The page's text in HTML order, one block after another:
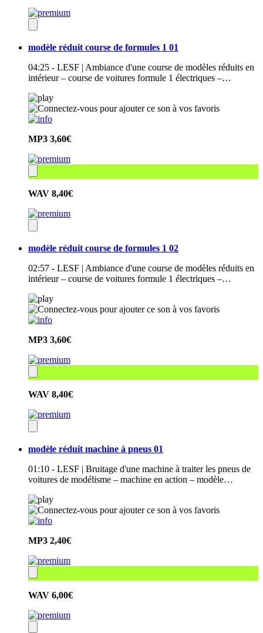
modèle réduit course de formules 1 01
04:25 - LESF | Ambiance d'une course de modèles réduits en
intérieur – course de voitures formule 1 électriques –…
MP3 3,60€
WAV 8,40€
modèle réduit course de formules 1 02
02:57 - LESF | Ambiance d'une course de modèles réduits en
intérieur – course de voitures formule 1 électriques –…
MP3 3,60€
WAV 8,40€
modèle réduit machine à pneus 01
01:10 - LESF | Bruitage d'une machine à traiter les pneus de
voitures de modélisme – machine en action – modèle…
MP3 2,40€
WAV 6,00€